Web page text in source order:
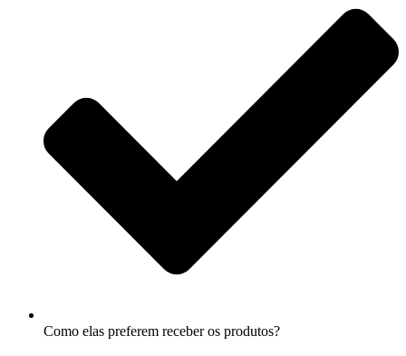
Como elas preferem receber os produtos?